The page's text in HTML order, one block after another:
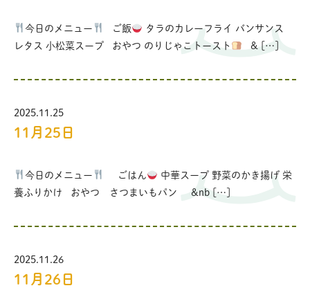
今日のメニュー ご飯
タラのカレーフライ バンサンス
レタス 小松菜スープ おやつ のりじゃこトースト
& […]
2025.11.25
11月25日
今日のメニュー ごはん
中華スープ 野菜のかき揚げ 栄
養ふりかけ おやつ さつまいもパン &nb […]
2025.11.26
11月26日